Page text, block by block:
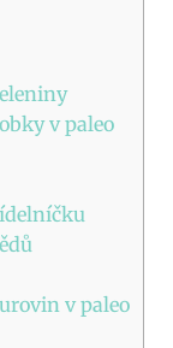
v paleo
v paleo